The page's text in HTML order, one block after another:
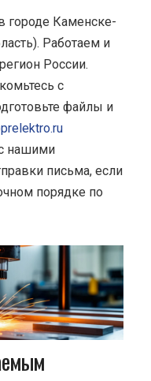
городе Каменске-
Работаем и
России.
с
файлы и
нашими
письма, если
порядке по